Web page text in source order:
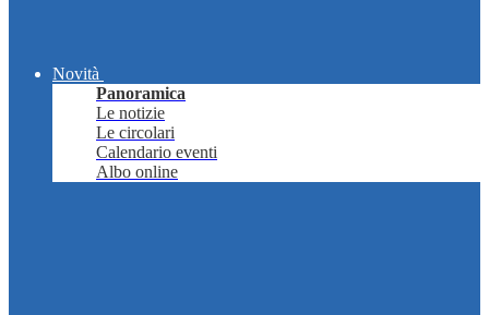
Novità
Panoramica
Le notizie
Le circolari
Calendario eventi
Albo online